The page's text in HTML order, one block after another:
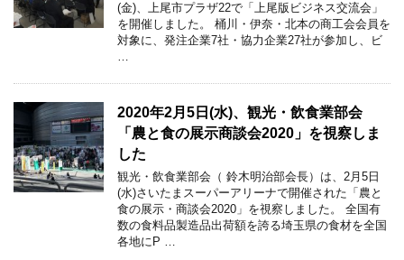
(金)、上尾市プラザ22で「上尾版ビジネス交流会」
を開催しました。 桶川・伊奈・北本の商工会会員を
対象に、発注企業7社・協力企業27社が参加し、ビ
…
2020年2月5日(水)、観光・飲食業部会
「農と食の展示商談会2020」を視察しま
した
観光・飲食業部会（ 鈴木明治部会長）は、2月5日
(水)さいたまスーパーアリーナで開催された「農と
食の展示・商談会2020」を視察しました。 全国有
数の食料品製造品出荷額を誇る埼玉県の食材を全国
各地にP …